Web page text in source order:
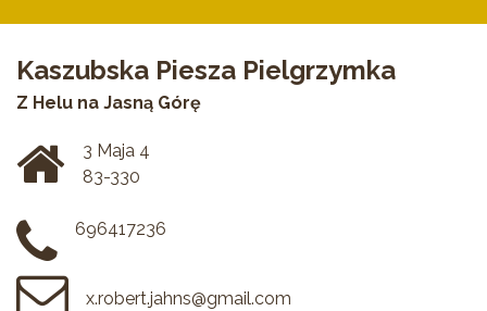
Kaszubska Piesza Pielgrzymka
Z Helu na Jasną Górę
3 Maja 4
83-330
696417236
x.robert.jahns@gmail.com